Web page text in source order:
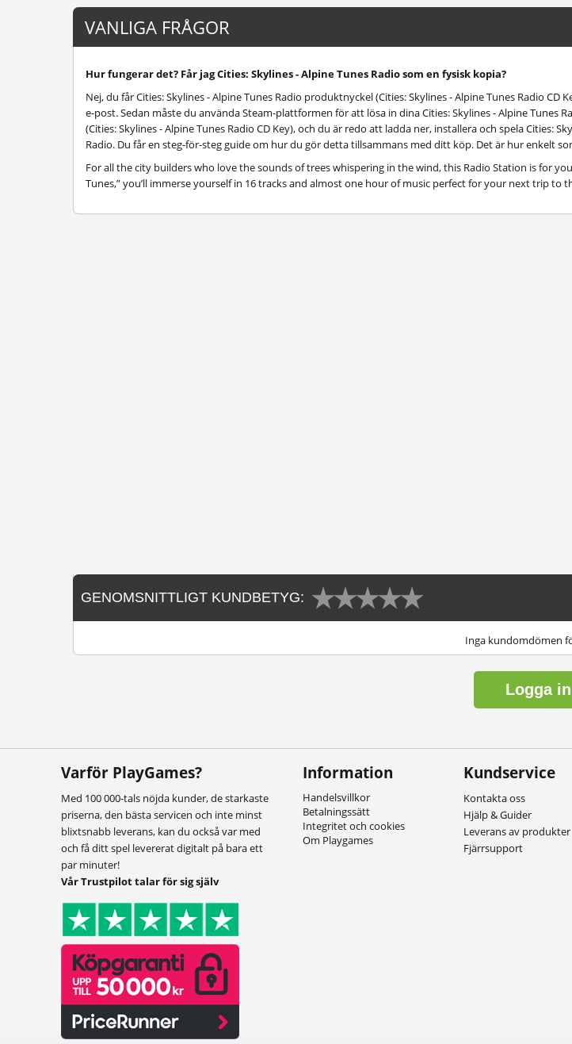
VANLIGA FRÅGOR
Hur fungerar det? Får jag Cities: Skylines - Alpine Tunes Radio som en fysisk kopia?
Nej, du får Cities: Skylines - Alpine Tunes Radio produktnyckel (Cities: Skylines - Alpine Tunes Radio CD
e-post. Sedan måste du använda Steam-plattformen för att lösa in dina Cities: Skylines - Alpine Tunes
(Cities: Skylines - Alpine Tunes Radio CD Key), och du är redo att ladda ner, installera och spela Cities:
Radio. Du får en steg-för-steg guide om hur du gör detta tillsammans med ditt köp. Det är hur enkelt
For all the city builders who love the sounds of trees whispering in the wind, this Radio Station is for
Tunes,” you’ll immerse yourself in 16 tracks and almost one hour of music perfect for your next trip to
GENOMSNITTLIGT KUNDBETYG:
Inga kundomdömen
Logga in
Varför PlayGames?
Med 100 000-tals nöjda kunder, de starkaste
priserna, den bästa servicen och inte minst
blixtsnabb leverans, kan du också var med
och få ditt spel levererat digitalt på bara ett
par minuter!
Vår Trustpilot talar för sig själv
Information
Handelsvillkor
Betalningssätt
Integritet och cookies
Om Playgames
Kundservice
Kontakta oss
Hjälp & Guider
Leverans av produkter
Fjärrsupport